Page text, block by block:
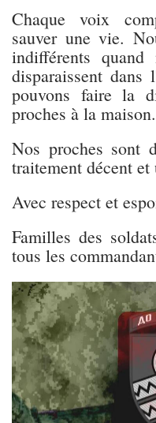
Chaque voix
sauver une vie.
indifférents
disparaissent dans
pouvons faire la
proches à la maison.
Nos proches sont
traitement décent
Avec respect et
Familles des
tous les